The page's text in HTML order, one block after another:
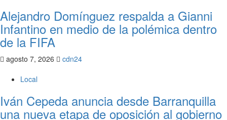
Alejandro Domínguez respalda a Gianni
Infantino en medio de la polémica dentro
de la FIFA
agosto 7, 2026
cdn24
Local
Iván Cepeda anuncia desde Barranquilla
una nueva etapa de oposición al gobierno